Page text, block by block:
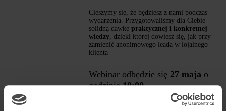
Cieszymy się, że będziesz z nami podczas
wydarzenia. Przygotowaliśmy dla Ciebie
solidną dawkę praktycznej i konkretnej
wiedzy, dzięki której dowiesz się, jak przy
zamienić anonimowego leada w lojalnego
klienta
Webinar odbędzie się 27 maja o
godzinie10:00